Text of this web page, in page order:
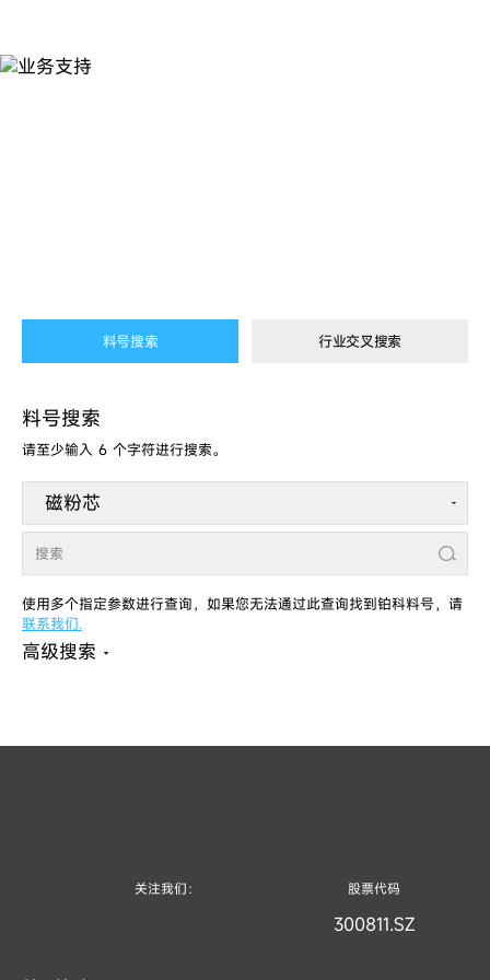
搜
料号搜索 行业交叉搜索
料号搜索
请至少输入 6 个字符进行搜索。
使用多个指定参数进行查询，如果您无法通过此查询找到铂科料号，请
联系我们.
高级搜索
关注我们： 股票代码
300811.SZ